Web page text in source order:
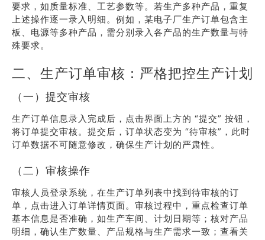
要求，如质量标准、工艺参数等。若生产多种产品，重复
上述操作逐一录入明细。例如，某电子厂生产订单包含主
板、电源等多种产品，需分别录入各产品的生产数量与特
殊要求。
二、生产订单审核：严格把控生产计划
（一）提交审核
生产订单信息录入完成后，点击界面上方的 “提交” 按钮，
将订单提交审核。提交后，订单状态变为 “待审核”，此时
订单数据不可随意修改，确保生产计划的严肃性。
（二）审核操作
审核人员登录系统，在生产订单列表中找到待审核的订
单，点击进入订单详情页面。审核过程中，重点检查订单
基本信息是否准确，如生产车间、计划日期等；核对产品
明细，确认生产数量、产品规格与生产需求一致；查看关